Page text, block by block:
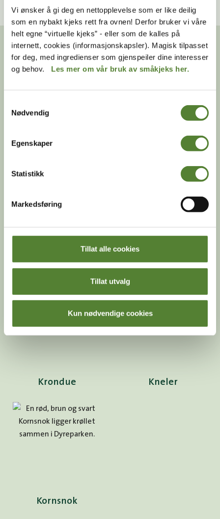
Vi ønsker å gi deg en nettopplevelse som er like deilig
som en nybakt kjeks rett fra ovnen! Derfor bruker vi våre
helt egne “virtuelle kjeks” - eller som de kalles på
internett, cookies (informasjonskapsler). Magisk tilpasset
for deg, med ingredienser som gjenspeiler dine interesser
og behov. Les mer om vår bruk av småkjeks her.
Nødvendig
Egenskaper
Statistikk
Markedsføring
Tillat alle cookies
Tillat utvalg
Kun nødvendige cookies
Ku Kongepyton
Krepsdyr Kongeboa
Krondue Kneler
Kornsnok